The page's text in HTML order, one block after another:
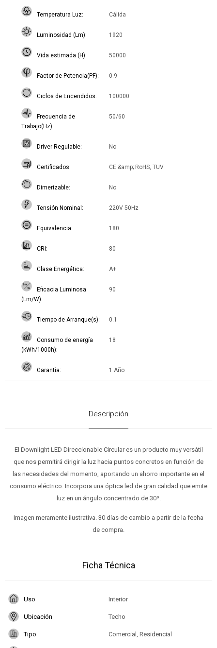
Temperatura Luz Cálida
Luminosidad (Lm) 1920
Vida estimada (H) 50000
Factor de Potencia(PF) 0.9
Ciclos de Encendidos 100000
Frecuencia de
Trabajo(Hz)
50/60
Driver Regulable No
Certificados CE &amp; RoHS, TUV
Dimerizable No
Tensión Nominal 220V 50Hz
Equivalencia 180
CRI 80
Clase Energética A+
Eficacia Luminosa
(Lm/W)
90
Tiempo de Arranque(s) 0.1
Consumo de energía
(kWh/1000h)
18
Garantía 1 Año
Descripción
El Downlight LED Direccionable Circular es un producto muy versátil
que nos permitirá dirigir la luz hacia puntos concretos en función de
las necesidades del momento, aportando un ahorro importante en el
consumo eléctrico. Incorpora una óptica led de gran calidad que emite
luz en un ángulo concentrado de 30º.
Imagen meramente ilustrativa. 30 días de cambio a partir de la fecha
de compra.
Ficha Técnica
Uso Interior
Ubicación Techo
Tipo Comercial, Residencial